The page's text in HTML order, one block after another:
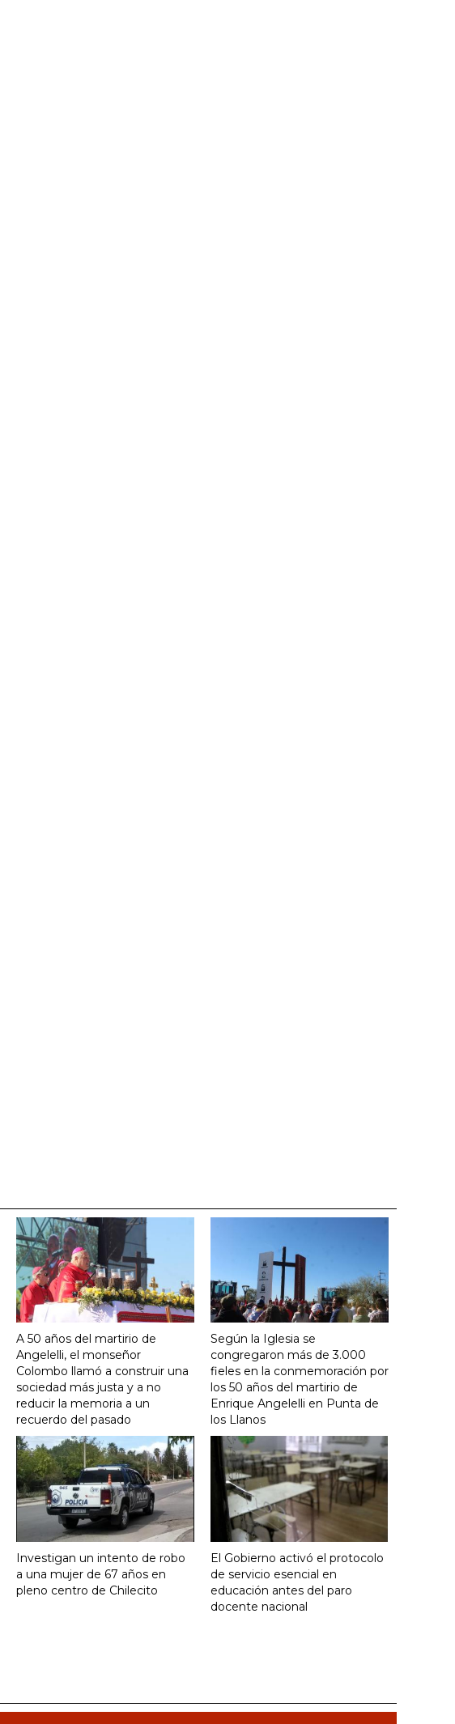
A 50 años del martirio de
Angelelli, el monseñor
Colombo llamó a construir una
sociedad más justa y a no
reducir la memoria a un
recuerdo del pasado
Según la Iglesia se
congregaron más de 3.000
fieles en la conmemoración por
los 50 años del martirio de
Enrique Angelelli en Punta de
los Llanos
Investigan un intento de robo
a una mujer de 67 años en
pleno centro de Chilecito
El Gobierno activó el protocolo
de servicio esencial en
educación antes del paro
docente nacional